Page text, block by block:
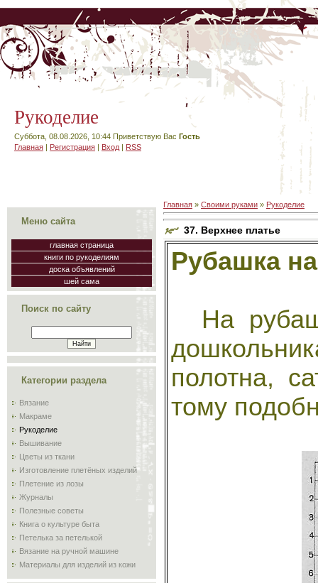
Рукоделие
Суббота, 08.08.2026, 10:44 Приветствую Вас Гость
Главная | Регистрация | Вход | RSS
Меню сайта
главная страница
книги по рукоделиям
доска объявлений
шей сама
Поиск по сайту
Категории раздела
Вязание
Макраме
Рукоделие
Вышивание
Цветы из ткани
Изготовление плетёных изделий
Плетение из лозы
Журналы
Полезные советы
Книга о культуре быта
Петелька за петелькой
Вязание на ручной машине
Материалы для изделий из кожи
Сам себе мастер
Главная » Своими руками » Рукоделие
37. Верхнее платье
Рубашка
На
полотна,
тому